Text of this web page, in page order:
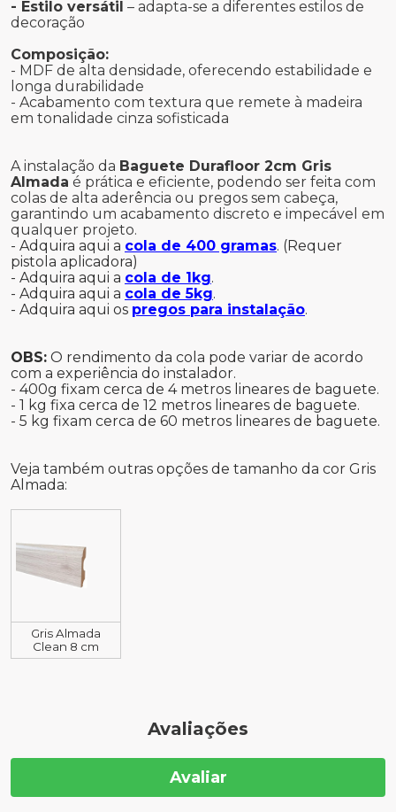
- Estilo versátil – adapta-se a diferentes estilos de
decoração
Composição:
- MDF de alta densidade, oferecendo estabilidade e
longa durabilidade
- Acabamento com textura que remete à madeira
em tonalidade cinza sofisticada
A instalação da Baguete Durafloor 2cm Gris
Almada é prática e eficiente, podendo ser feita com
colas de alta aderência ou pregos sem cabeça,
garantindo um acabamento discreto e impecável em
qualquer projeto.
- Adquira aqui a cola de 400 gramas. (Requer
pistola aplicadora)
- Adquira aqui a cola de 1kg.
- Adquira aqui a cola de 5kg.
- Adquira aqui os pregos para instalação.
OBS: O rendimento da cola pode variar de acordo
com a experiência do instalador.
- 400g fixam cerca de 4 metros lineares de baguete.
- 1 kg fixa cerca de 12 metros lineares de baguete.
- 5 kg fixam cerca de 60 metros lineares de baguete.
Veja também outras opções de tamanho da cor Gris
Almada:
Gris Almada
Clean 8 cm
Avaliações
Avaliar